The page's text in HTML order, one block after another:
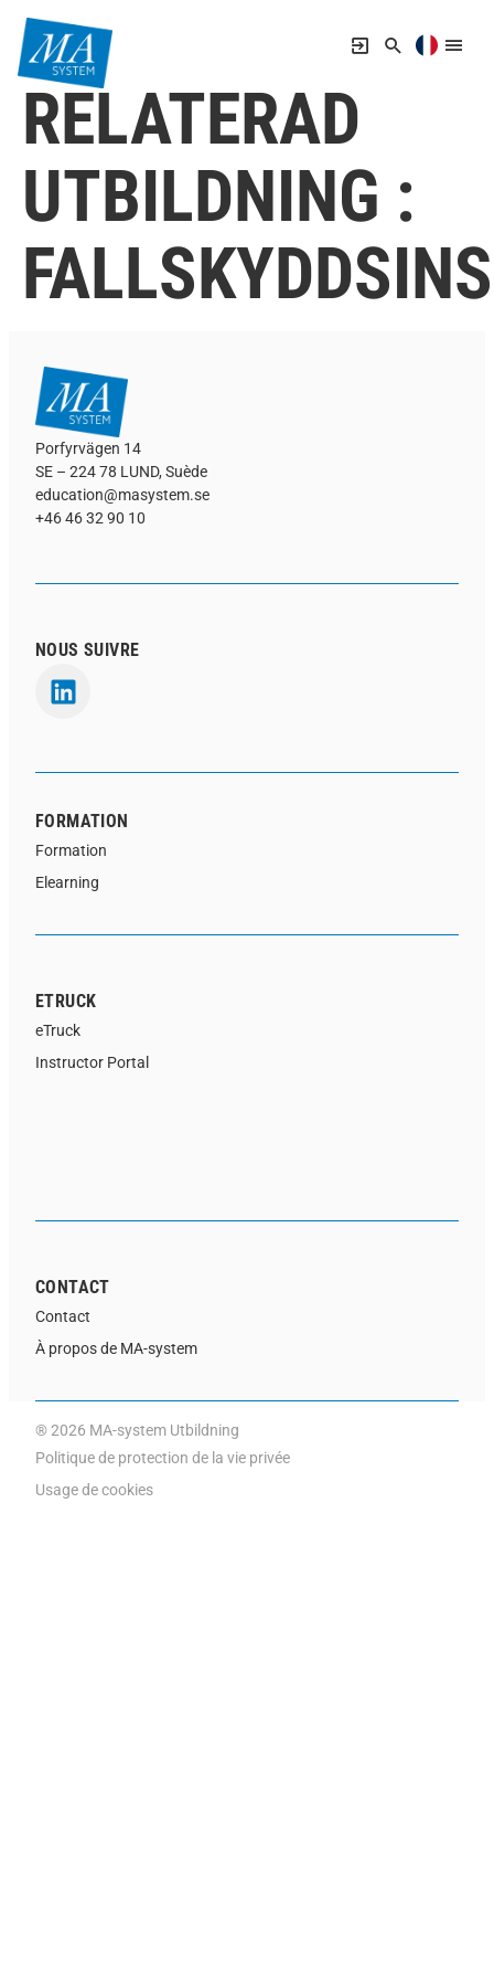
RELATERAD
UTBILDNING :
Porfyrvägen 14
SE – 224 78 LUND, Suède
education@masystem.se
+46 46 32 90 10
NOUS SUIVRE
FORMATION
Formation
Elearning
ETRUCK
eTruck
Instructor Portal
CONTACT
Contact
À propos de MA-system
® 2026 MA-system Utbildning
Politique de protection de la vie privée
Usage de cookies